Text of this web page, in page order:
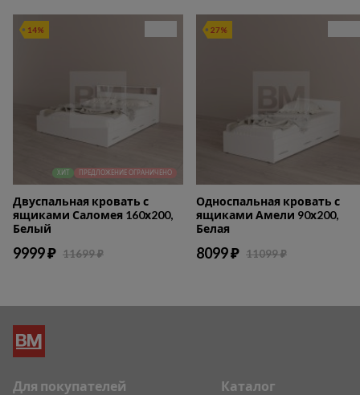
14%
ХИТ ПРЕДЛОЖЕНИЕ ОГРАНИЧЕНО
Двуспальная кровать с
ящиками Саломея 160х200,
Белый
9999 ₽ 11699 ₽
27%
Односпальная кровать с
ящиками Амели 90х200,
Белая
8099 ₽ 11099 ₽
Каталог
Для покупателей